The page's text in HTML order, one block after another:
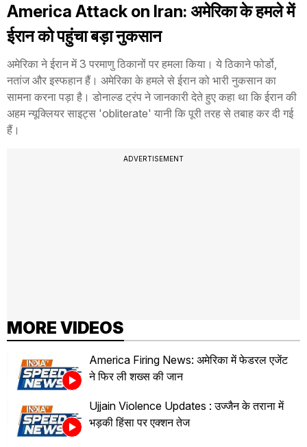
America Attack on Iran: अमेरिका के हमले में
ईरान को पहुंचा बड़ा नुकसान
अमेरिका ने ईरान में 3 परमाणु ठिकानों पर हमला किया। ये ठिकाने फोर्डो,
नतांज और इस्फहान हैं। अमेरिका के हमले से ईरान को भारी नुकसान का
सामना करना पड़ा है। डोनाल्ड ट्रंप ने जानकारी देते हुए कहा था कि ईरान की
अहम न्यूक्लियर साइट्स 'obliterate' यानी कि पूरी तरह से तबाह कर दी गई
हैं।
ADVERTISEMENT
MORE VIDEOS
America Firing News: अमेरिका में फेडरल एजेंट
ने फिर ली शख्स की जान
Ujjain Violence Updates : उज्जैन के तराना में
भड़की हिंसा पर एक्शन तेज